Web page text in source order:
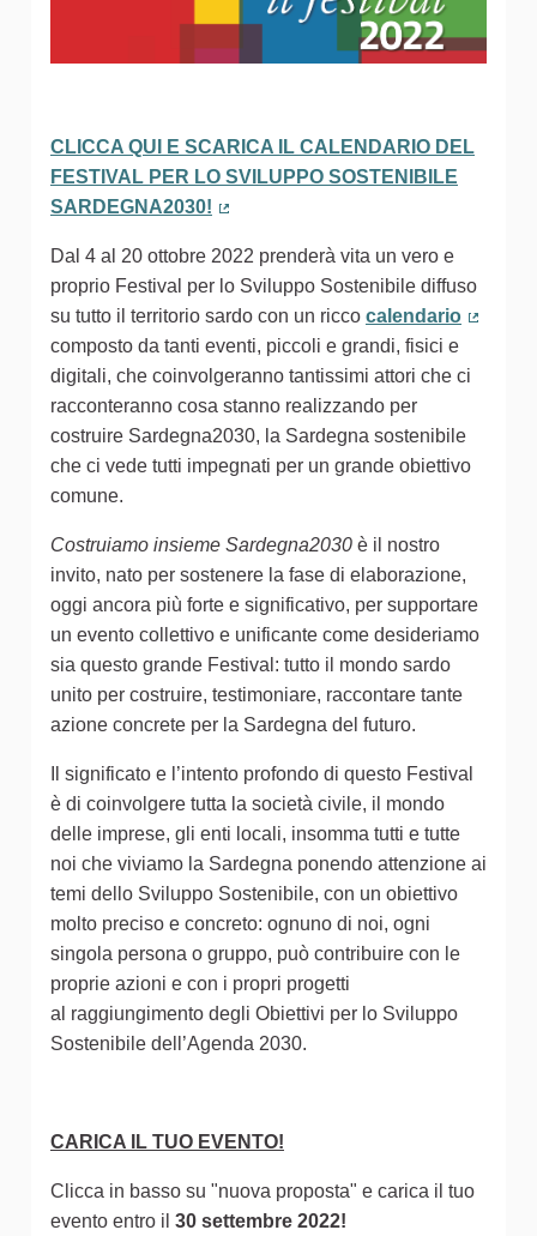
CLICCA QUI E SCARICA IL CALENDARIO DEL
FESTIVAL PER LO SVILUPPO SOSTENIBILE
SARDEGNA2030!
Dal 4 al 20 ottobre 2022 prenderà vita un vero e
proprio Festival per lo Sviluppo Sostenibile diffuso
su tutto il territorio sardo con un ricco calendario
composto da tanti eventi, piccoli e grandi, fisici e
digitali, che coinvolgeranno tantissimi attori che ci
racconteranno cosa stanno realizzando per
costruire Sardegna2030, la Sardegna sostenibile
che ci vede tutti impegnati per un grande obiettivo
comune.
Costruiamo insieme Sardegna2030 è il nostro
invito, nato per sostenere la fase di elaborazione,
oggi ancora più forte e significativo, per supportare
un evento collettivo e unificante come desideriamo
sia questo grande Festival: tutto il mondo sardo
unito per costruire, testimoniare, raccontare tante
azione concrete per la Sardegna del futuro.
Il significato e l’intento profondo di questo Festival
è di coinvolgere tutta la società civile, il mondo
delle imprese, gli enti locali, insomma tutti e tutte
noi che viviamo la Sardegna ponendo attenzione ai
temi dello Sviluppo Sostenibile, con un obiettivo
molto preciso e concreto: ognuno di noi, ogni
singola persona o gruppo, può contribuire con le
proprie azioni e con i propri progetti
al raggiungimento degli Obiettivi per lo Sviluppo
Sostenibile dell’Agenda 2030.
CARICA IL TUO EVENTO!
Clicca in basso su "nuova proposta" e carica il tuo
evento entro il 30 settembre 2022!